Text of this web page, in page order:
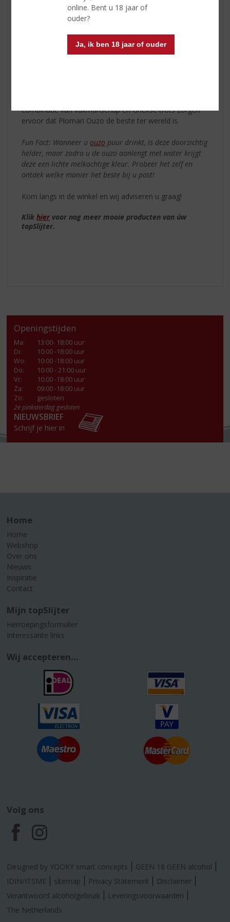
online. Bent u 18 jaar of
ouder?
Ja, ik ben 18 jaar of ouder
deze kleine koperen stills in de distilleerderij van
Plomari. De reden hiervoor is dat een kleinere ketel tot
een superieur distillaat leidt.
Traditionele Distillatie
Plomari Ouzowordt dubbel gedistilleerd, waarbij elke
combinatie van vakmanschap en Griekse trots zorgen
ervoor dat Plomari Ouzo de beste ter wereld is.
Fun Fact: Wanneer u ouzo puur drinkt, is deze doorzichtig
helder, maar zodra u de ouzo aanlengt met water krijgt
deze een lichte melkachtige kleur. Probeer het zelf en
ontdek welke manier het beste bij u past!
Kom langs in de winkel en wij adviseren u graag!
Klikhier voor nog meer mooie producten van úw
topSlijter.
Openingstijden
Ma:
13:00- 18:00 uur
Di:
10:00 -18:00 uur
Wo:
10:00 -18:00 uur
Do:
10:00 - 21:00 uur
Vr:
10:00 -18:00 uur
Za:
09:00 -18:00 uur
Zo:
gesloten
2e pinksterdag gesloten
NIEUWSBRIEF
Schrijf je hier in
Home
Home
Webshop
Over ons
Nieuws
Inspiratie
Contact
Mijn topSlijter
Herroepingsformulier
Interessante links
Wij accepteren...
Volg ons
F
a
c
e
I
n
s
t
Designed by YOOKY smart concepts
GEEN 18 GEEN alcohol
IDIN/ITSME
sitemap Privacy Statement
Disclaimer
Verantwoord alcoholgebruik
Leveringsvoorwaarden
The Netherlands